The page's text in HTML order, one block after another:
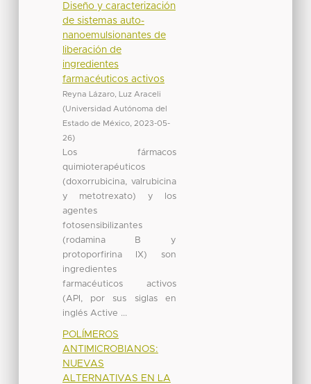
Diseño y caracterización
de sistemas auto-
nanoemulsionantes de
liberación de
ingredientes
farmacéuticos activos
Reyna Lázaro, Luz Araceli
(Universidad Autónoma del
Estado de México, 2023-05-
26)
Los fármacos
quimioterapéuticos
(doxorrubicina, valrubicina
y metotrexato) y los
agentes
fotosensibilizantes
(rodamina B y
protoporfirina IX) son
ingredientes
farmacéuticos activos
(API, por sus siglas en
inglés Active ...
POLÍMEROS
ANTIMICROBIANOS:
NUEVAS
ALTERNATIVAS EN LA